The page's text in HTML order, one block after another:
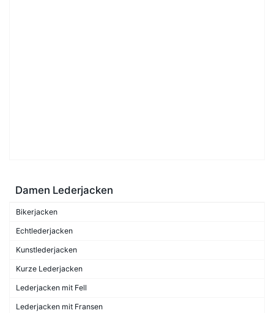
Damen Lederjacken
Bikerjacken
Echtlederjacken
Kunstlederjacken
Kurze Lederjacken
Lederjacken mit Fell
Lederjacken mit Fransen